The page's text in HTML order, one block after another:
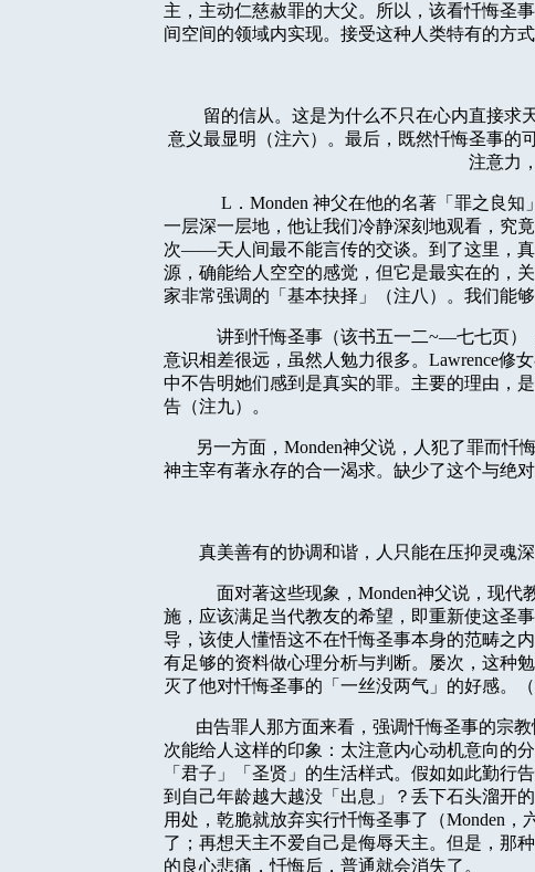
主，主动仁慈赦罪的大父。所以，该看忏悔圣
间空间的领域内实现。接受这种人类特有的方
留的信从。这是为什么不只在心内直接求
意义最显明（注六）。最后，既然忏悔圣事的
注意力
L ． Monden 神父在他的名著「罪之良知
一层深一层地，他让我们冷静深刻地观看，究
次——天人间最不能言传的交谈。到了这里，
源，确能给人空空的感觉，但它是最实在的，
家非常强调的「基本抉择」（注八）。我们能
讲到忏悔圣事（该书五一二~—七七页）
意识相差很远，虽然人勉力很多。 Lawrence修
中不告明她们感到是真实的罪。主要的理由，
告（注九）。
另一方面， Monden神父说，人犯了罪而忏
神主宰有著永存的合一渴求。缺少了这个与绝
真美善有的协调和谐，人只能在压抑灵魂
面对著这些现象， Monden神父说，现代
施，应该满足当代教友的希望，即重新使这圣
导，该使人懂悟这不在忏悔圣事本身的范畴之
有足够的资料做心理分析与判断。屡次，这种
灭了他对忏悔圣事的「一丝没两气」的好感。（
由告罪人那方面来看，强调忏悔圣事的宗
次能给人这样的印象：太注意内心动机意向的
「君子」「圣贤」的生活样式。假如如此勤
到自己年龄越大越没「出息」？丢下石头溜开
用处，乾脆就放弃实行忏悔圣事了（Monden ，
了；再想天主不爱自己是侮辱天主。但是，那
的良心悲痛，忏悔后，普通就会消失了。